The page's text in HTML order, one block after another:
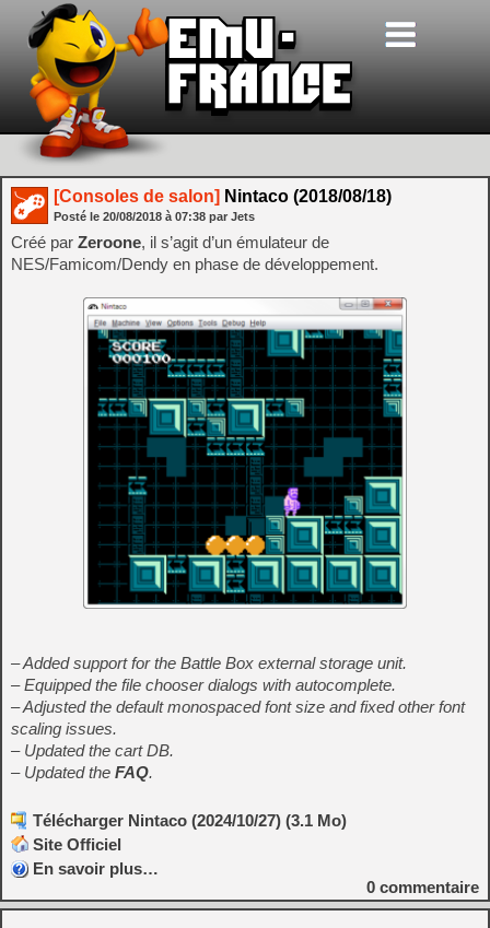
[Consoles de salon] Nintaco (2018/08/18)
Posté le 20/08/2018 à 07:38 par Jets
Créé par Zeroone, il s’agit d’un émulateur de
NES/Famicom/Dendy en phase de développement.
– Added support for the Battle Box external storage unit.
– Equipped the file chooser dialogs with autocomplete.
– Adjusted the default monospaced font size and fixed other font
scaling issues.
– Updated the cart DB.
– Updated the FAQ.
Télécharger Nintaco (2024/10/27) (3.1 Mo)
Site Officiel
En savoir plus…
0 commentaire